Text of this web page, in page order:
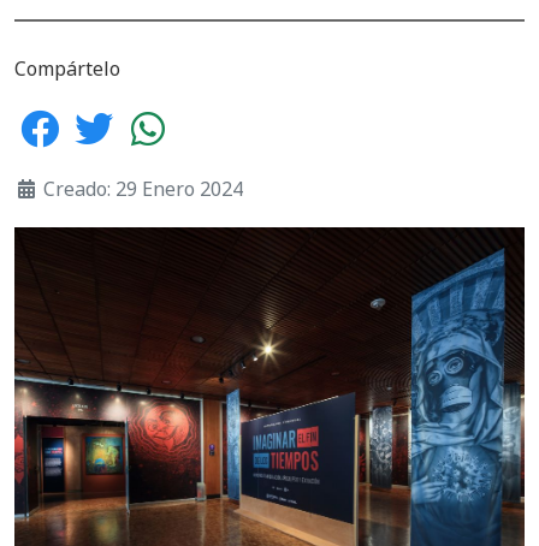
Compártelo
Creado: 29 Enero 2024